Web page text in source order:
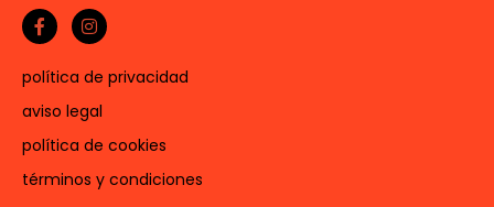
política de privacidad
aviso legal
política de cookies
términos y condiciones